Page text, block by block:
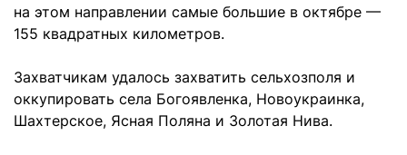
на этом направлении самые большие в октябре —
155 квадратных километров.
Захватчикам удалось захватить сельхозполя и
оккупировать села Богоявленка, Новоукраинка,
Шахтерское, Ясная Поляна и Золотая Нива.